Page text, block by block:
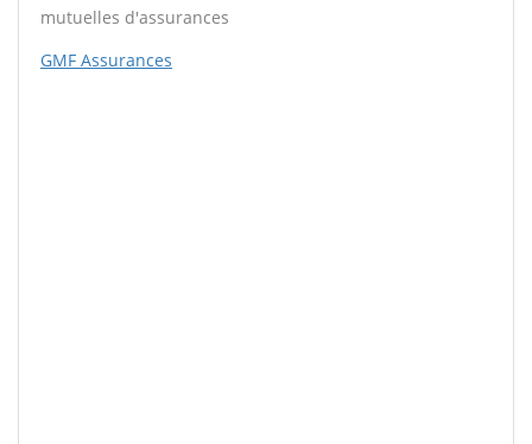
mutuelles d'assurances
GMF Assurances